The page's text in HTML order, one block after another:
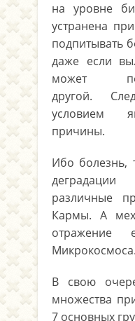
на уровне
устранена
подпитывать
даже если
может
другой.
условием
причины.
Ибо болезнь,
различные
Кармы. А
отражение
Микрокосмоса.
В свою
множества
7 основных